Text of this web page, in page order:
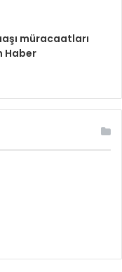
müracaatları
Haber